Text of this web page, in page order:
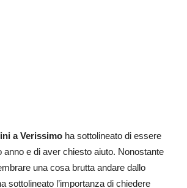
a Verissimo ha sottolineato di essere
anno e di aver chiesto aiuto. Nonostante
una cosa brutta andare dallo
sottolineato l’importanza di chiedere